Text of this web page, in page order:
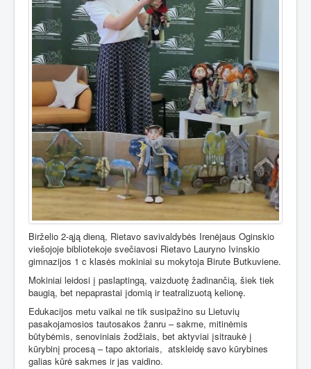
Birželio 2-ąją dieną, Rietavo savivaldybės Irenėjaus Oginskio
viešojoje bibliotekoje svečiavosi Rietavo Lauryno Ivinskio
gimnazijos 1 c klasės mokiniai su mokytoja Birute Butkuviene.
Mokiniai leidosi į paslaptingą, vaizduotę žadinančią, šiek tiek
baugią, bet nepaprastai įdomią ir teatralizuotą kelionę.
Edukacijos metu vaikai ne tik susipažino su Lietuvių
pasakojamosios tautosakos žanru – sakme, mitinėmis
būtybėmis, senoviniais žodžiais, bet aktyviai įsitraukė į
kūrybinį procesą – tapo aktoriais, atskleidę savo kūrybines
galias kūrė sakmes ir jas vaidino.